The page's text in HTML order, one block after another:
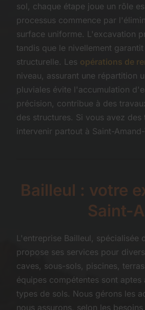
sol, chaque étape joue un rôle
processus commence par
surface uniforme. L'excavation
tandis que le nivellement
structurelle. Les opérations de
niveau, assurant une répartition
pluviales évite l'accumulation
précision, contribue à des
des structures. Si vous avez
intervenir partout à Saint-
Bailleul : votre
Saint-
L'entreprise Bailleul, spécialisée
propose ses services pour
caves, sous-sols, piscines,
équipes compétentes sont
types de sols. Nous gérons les
nous assurons, selon les